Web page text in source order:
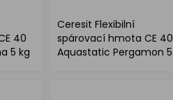
40
5 kg
Ceresit Flexibilní
spárovací hmota CE 40
Aquastatic Pergamon 5